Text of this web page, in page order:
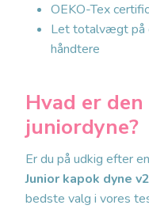
OEKO-Tex
Let totalvægt på
håndtere
Hvad er
juniordyne?
Er du på udkig efter en
Junior kapok dyne
bedste valg i vores